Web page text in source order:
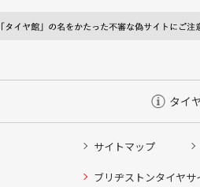
タイ
サイトマップ
ブリヂストンタイヤサ
タイヤ点検・安全点検/タイヤ履き替え/オ